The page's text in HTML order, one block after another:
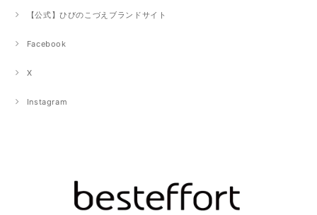
【公式】ひびのこづえブランドサイト
Facebook
X
Instagram